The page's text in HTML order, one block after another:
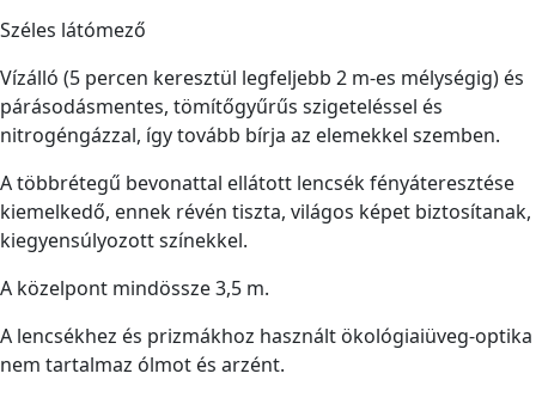
Széles látómező
Vízálló (5 percen keresztül legfeljebb 2 m-es mélységig) és
párásodásmentes, tömítőgyűrűs szigeteléssel és
nitrogéngázzal, így tovább bírja az elemekkel szemben.
A többrétegű bevonattal ellátott lencsék fényáteresztése
kiemelkedő, ennek révén tiszta, világos képet biztosítanak,
kiegyensúlyozott színekkel.
A közelpont mindössze 3,5 m.
A lencsékhez és prizmákhoz használt ökológiaiüveg-optika
nem tartalmaz ólmot és arzént.